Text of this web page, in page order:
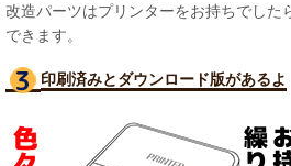
改造パーツはプリンターをお持ちでした
できます。
印刷済みとダウンロード版があるよ